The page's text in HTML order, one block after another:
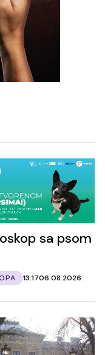
sa psom
13:1706.08.2026.